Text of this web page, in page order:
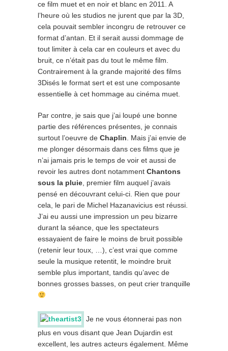
ce film muet et en noir et blanc en 2011. A
l’heure où les studios ne jurent que par la 3D,
cela pouvait sembler incongru de retrouver ce
format d’antan. Et il serait aussi dommage de
tout limiter à cela car en couleurs et avec du
bruit, ce n’était pas du tout le même film.
Contrairement à la grande majorité des films
3Disés le format sert et est une composante
essentielle à cet hommage au cinéma muet.
Par contre, je sais que j’ai loupé une bonne
partie des références présentes, je connais
surtout l’oeuvre de Chaplin. Mais j’ai envie de
me plonger désormais dans ces films que je
n’ai jamais pris le temps de voir et aussi de
revoir les autres dont notamment Chantons
sous la pluie, premier film auquel j’avais
pensé en découvrant celui-ci. Rien que pour
cela, le pari de Michel Hazanavicius est réussi.
J’ai eu aussi une impression un peu bizarre
durant la séance, que les spectateurs
essayaient de faire le moins de bruit possible
(retenir leur toux, …), c’est vrai que comme
seule la musique retentit, le moindre bruit
semble plus important, tandis qu’avec de
bonnes grosses basses, on peut crier tranquille
Je ne vous étonnerai pas non
plus en vous disant que Jean Dujardin est
excellent, les autres acteurs également. Même